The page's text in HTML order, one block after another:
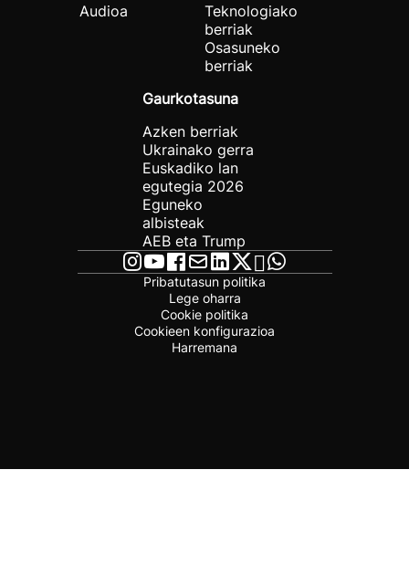
Audioa
Teknologiako
berriak
Osasuneko
berriak
Gaurkotasuna
Azken berriak
Ukrainako gerra
Euskadiko lan
egutegia 2026
Eguneko
albisteak
AEB eta Trump
Pribatutasun politika
Lege oharra
Cookie politika
Cookieen konfigurazioa
Harremana